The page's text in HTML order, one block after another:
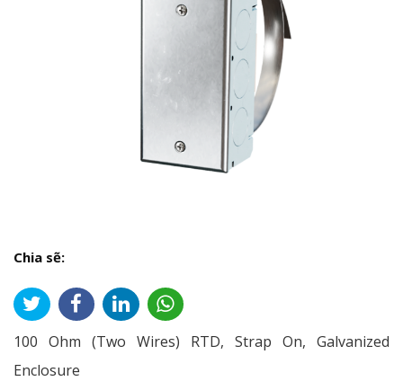
Chia sẽ:
100 Ohm (Two Wires) RTD, Strap On, Galvanized
Enclosure